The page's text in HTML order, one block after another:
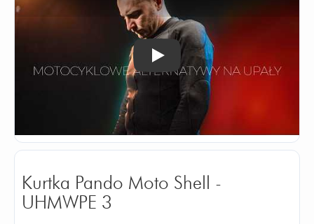
Odtwórz
Kurtka Pando Moto Shell -
UHMWPE 3